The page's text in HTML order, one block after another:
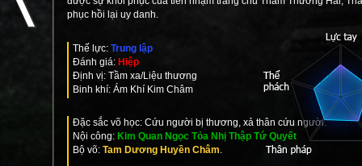
phục hồi lại uy danh.
Thế lực: Trung lập
Đánh giá: Hiệp
Định vị: Tầm xa/Liệu thương
Binh khí: Ám Khí Kim Châm
Đặc sắc võ học: Cứu người bị thương, xả thân cứu người.
Nội công: Kim Quan Ngọc Tỏa Nhị Thập Tứ Quyết
Bộ võ: Tam Dương Huyền Châm.